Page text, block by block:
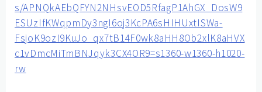
s/APNQkAEbQFYN2NHsvEOD5RfagP1AhGX_DosW9
ESUzIfKWqpmDy3ngI6oj3KcPA6sHIHUxtISWa-
FsjoK9ozI9KuJo_qx7tB14F0wk8aHH8Ob2xlK8aHVX
c1vDmcMiTmBNJqyk3CX4OR9=s1360-w1360-h1020-
rw